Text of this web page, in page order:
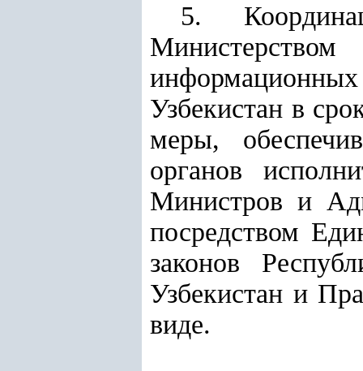
5.
Узбекистан в
меры,
органов
Министров и
посредством
законов
Узбекистан и
виде.